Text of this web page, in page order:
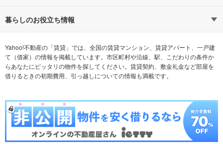
通勤時間から探す
不動産会社から探す 希望の条件から探す
テーマから探す ランキングから探す
不動産・住宅
新築マンション 中古マンション
新築一戸建て 中古一戸建て
注文住宅 土地
売却査定
暮らしのお役立ち情報
マンションカタログ 教えて！住まいの先生
Yahoo!不動産の「賃貸」では、全国の賃貸マンション、賃貸アパート、一戸建
て（借家）の情報を掲載しています。市区町村や沿線、駅、こだわりの条件か
らあなたにピッタリの物件を探してください。賃貸契約、敷金礼金など部屋を
借りるときの初期費用、引っ越しについての情報も満載です。